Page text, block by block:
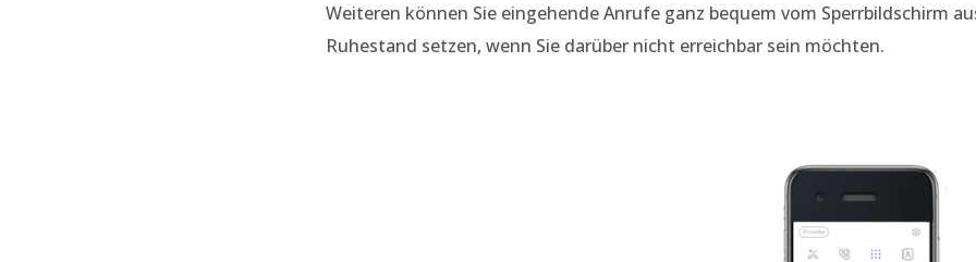
Weiteren können Sie eingehende Anrufe ganz bequem vom Sperrbildschirm
Ruhestand setzen, wenn Sie darüber nicht erreichbar sein möchten.